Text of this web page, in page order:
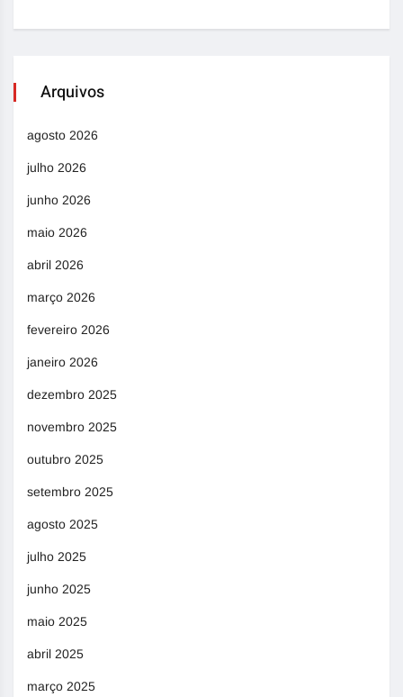
Arquivos
agosto 2026
julho 2026
junho 2026
maio 2026
abril 2026
março 2026
fevereiro 2026
janeiro 2026
dezembro 2025
novembro 2025
outubro 2025
setembro 2025
agosto 2025
julho 2025
junho 2025
maio 2025
abril 2025
março 2025